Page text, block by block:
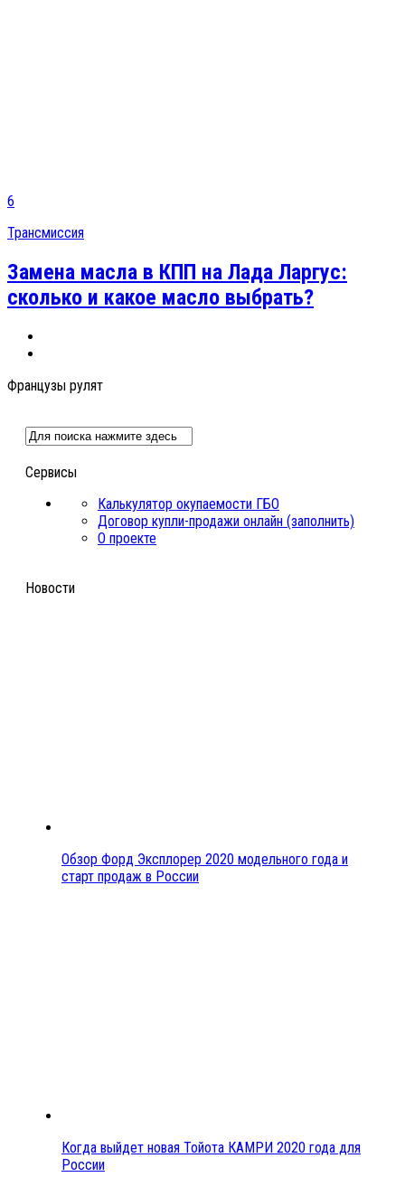
6
Трансмиссия
Замена масла в КПП на Лада Ларгус:
сколько и какое масло выбрать?
Французы рулят
Сервисы
Калькулятор окупаемости ГБО
Договор купли-продажи онлайн (заполнить)
О проекте
Новости
Обзор Форд Эксплорер 2020 модельного года и
старт продаж в России
Когда выйдет новая Тойота КАМРИ 2020 года для
России